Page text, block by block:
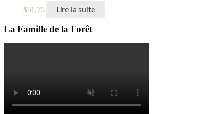
$51.75 Lire la suite
La Famille de la Forêt